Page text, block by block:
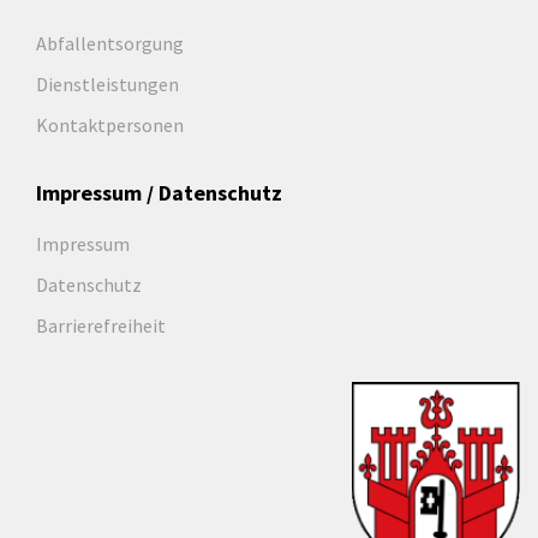
Abfallentsorgung
Dienstleistungen
Kontaktpersonen
Impressum / Datenschutz
Impressum
Datenschutz
Barrierefreiheit